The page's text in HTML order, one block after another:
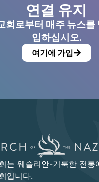
연결 유지
회로부터 매주 뉴스를
입하십시오.
여기에 가입
는 웨슬리안-거룩한 전통
입니다.